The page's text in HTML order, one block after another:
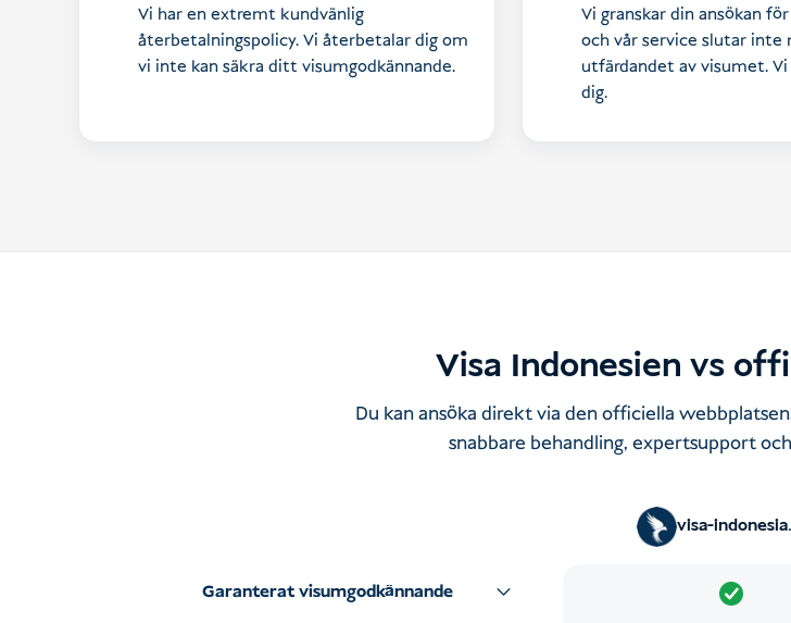
Vi har en extremt kundvänlig
återbetalningspolicy. Vi återbetalar dig om
vi inte kan säkra ditt visumgodkännande.
Vi granskar din ansökan
och vår service slutar inte
utfärdandet av visumet.
dig.
Visa Indonesien vs
Du kan ansöka direkt via den officiella
snabbare behandling, expertsupport
visa-
Garanterat visumgodkännande